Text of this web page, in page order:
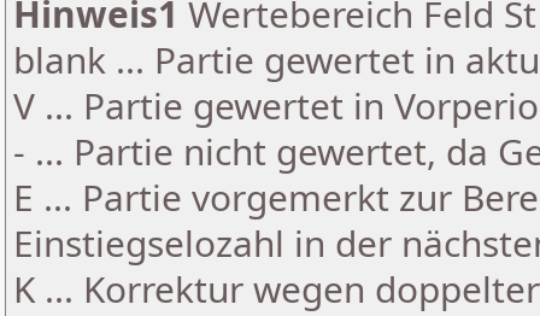
Hinweis1 Wertebereich Feld
blank ... Partie gewertet in
V ... Partie gewertet in
- ... Partie nicht gewertet, da
E ... Partie vorgemerkt zur
Einstiegselozahl in der
K ... Korrektur wegen